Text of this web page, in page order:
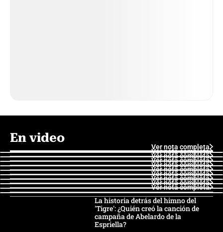
En video
Ver nota completa
Ver nota completa
Ver nota completa
Ver nota completa
Ver nota completa
Ver nota completa
Ver nota completa
Ver nota completa
Ver nota completa
Ver nota completa
La historia detrás del himno del
'Tigre': ¿Quién creó la canción de
campaña de Abelardo de la
Espriella?